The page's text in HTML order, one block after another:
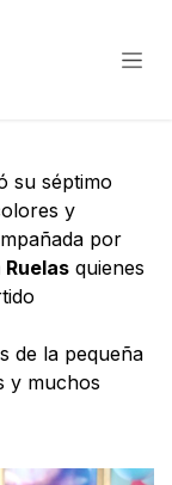
su séptimo
y
por
quienes
de la pequeña
y muchos